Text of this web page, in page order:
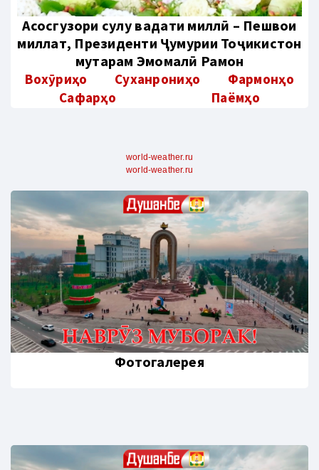
Aсосгузори сулҳу ваҳдати миллӣ – Пешвои
миллат, Президенти Ҷумҳурии Тоҷикистон
муҳтарам Эмомалӣ Раҳмон
Вохӯриҳо Суханрониҳо
Фармонҳо
Сафарҳо
Паёмҳо
world-weather.ru
world-weather.ru
Фотогалерея